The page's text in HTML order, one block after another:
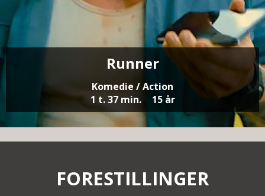
Runner
Komedie / Action
1 t. 37 min.
15 år
FORESTILLINGER